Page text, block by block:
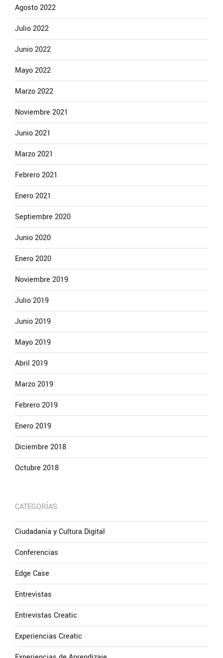
Agosto 2022
Julio 2022
Junio 2022
Mayo 2022
Marzo 2022
Noviembre 2021
Junio 2021
Marzo 2021
Febrero 2021
Enero 2021
Septiembre 2020
Junio 2020
Enero 2020
Noviembre 2019
Julio 2019
Junio 2019
Mayo 2019
Abril 2019
Marzo 2019
Febrero 2019
Enero 2019
Diciembre 2018
Octubre 2018
CATEGORÍAS
Ciudadanía y Cultura Digital
Conferencias
Edge Case
Entrevistas
Entrevistas Creatic
Experiencias Creatic